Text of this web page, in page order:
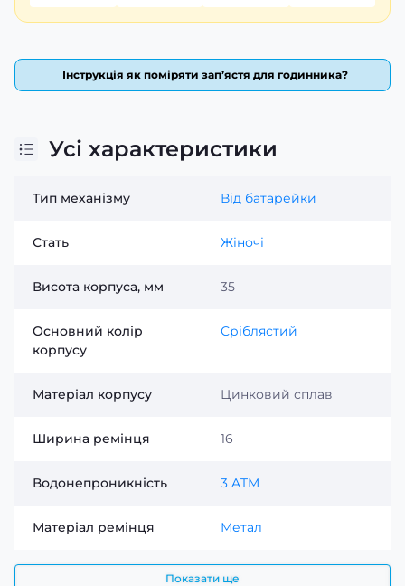
Інструкція як поміряти зап’ястя для годинника?
Усі характеристики
Тип механізму Від батарейки
Стать Жіночі
Висота корпуса, мм 35
Основний колір
корпусу
Сріблястий
Матеріал корпусу Цинковий сплав
Ширина ремінця 16
Водонепроникність 3 ATM
Матеріал ремінця Метал
Показати ще